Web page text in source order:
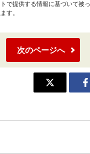
で提供する情報に基づいて被
す。
次のページへ